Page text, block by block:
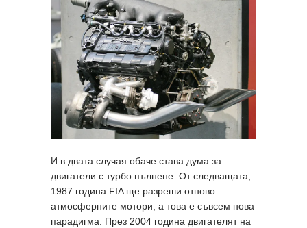
И в двата случая обаче става дума за
двигатели с турбо пълнене. От следващата,
1987 година FIA ще разреши отново
атмосферните мотори, а това е съвсем нова
парадигма. През 2004 година двигателят на